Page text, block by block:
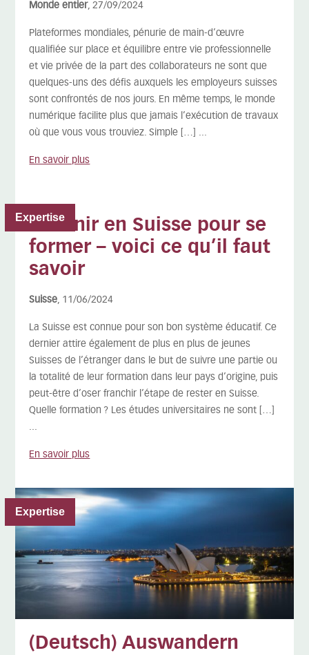
Monde entier, 27/09/2024
Plateformes mondiales, pénurie de main-d’œuvre
qualifiée sur place et équilibre entre vie professionnelle
et vie privée de la part des collaborateurs ne sont que
quelques-uns des défis auxquels les employeurs suisses
sont confrontés de nos jours. En même temps, le monde
numérique facilite plus que jamais l’exécution de travaux
où que vous vous trouviez. Simple […] ...
En savoir plus
Expertise
Revenir en Suisse pour se
former – voici ce qu’il faut
savoir
Suisse, 11/06/2024
La Suisse est connue pour son bon système éducatif. Ce
dernier attire également de plus en plus de jeunes
Suisses de l’étranger dans le but de suivre une partie ou
la totalité de leur formation dans leur pays d’origine, puis
peut-être d’oser franchir l’étape de rester en Suisse.
Quelle formation ? Les études universitaires ne sont […]
...
En savoir plus
Expertise
(Deutsch) Auswandern